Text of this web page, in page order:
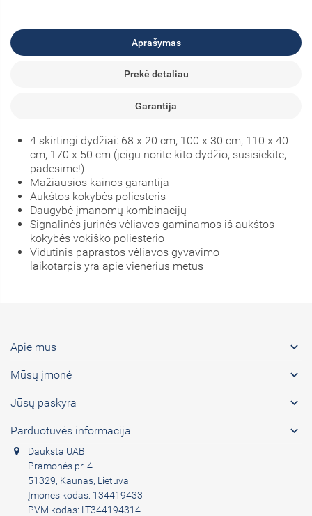
Aprašymas
Prekė detaliau
Garantija
4 skirtingi dydžiai: 68 x 20 cm, 100 x 30 cm, 110 x 40
cm, 170 x 50 cm (jeigu norite kito dydžio, susisiekite,
padėsime!)
Mažiausios kainos garantija
Aukštos kokybės poliesteris
Daugybė įmanomų kombinacijų
Signalinės jūrinės vėliavos gaminamos iš aukštos
kokybės vokiško poliesterio
Vidutinis paprastos vėliavos gyvavimo
laikotarpis yra apie vienerius metus
Apie mus 
Mūsų įmonė 
Jūsų paskyra 
Parduotuvės informacija 
Dauksta UAB
Pramonės pr. 4
51329, Kaunas, Lietuva
Įmonės kodas: 134419433
PVM kodas: LT344194314